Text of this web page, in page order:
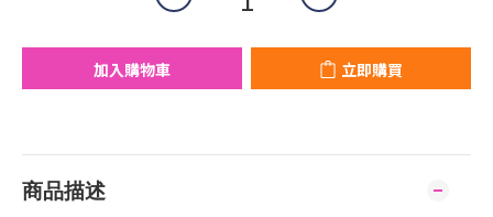
加入購物車 立即購買
商品描述